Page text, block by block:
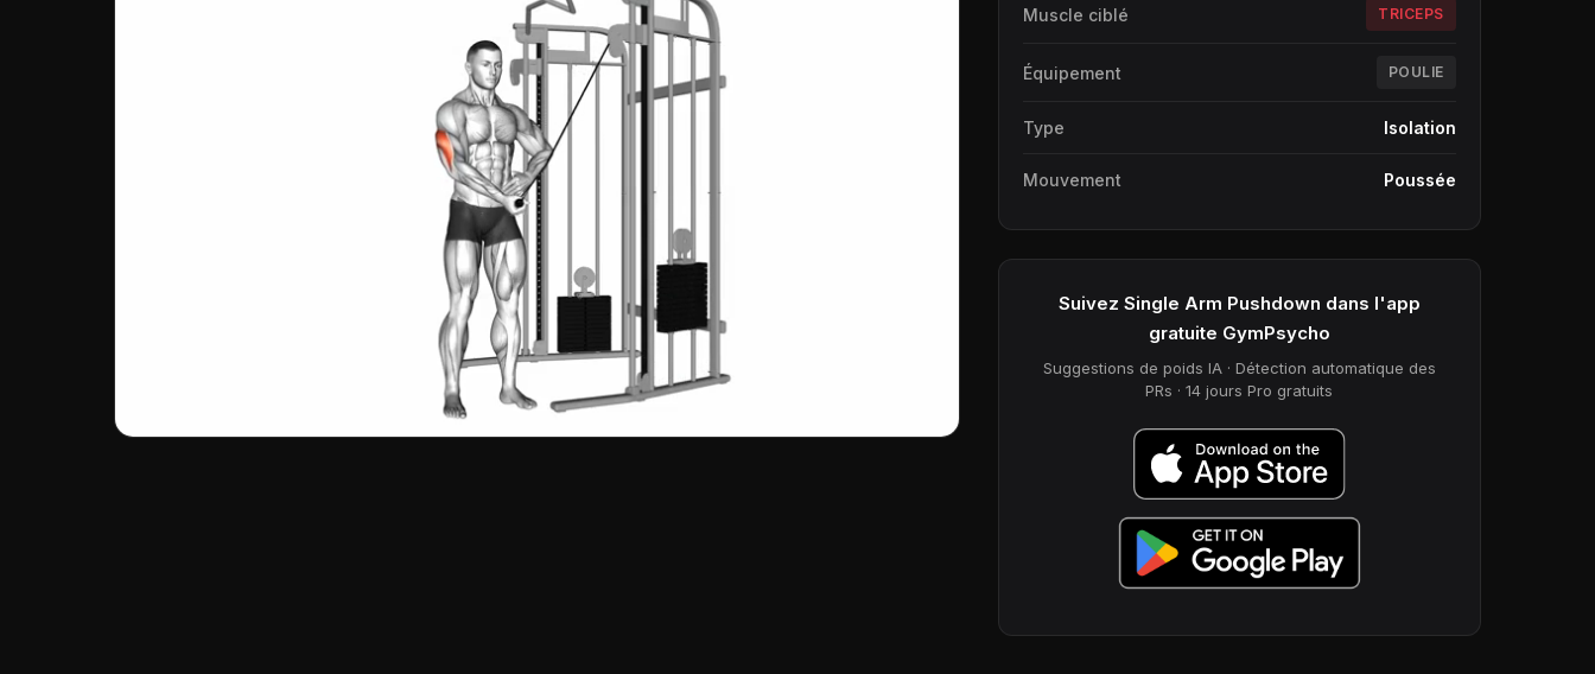
Muscle ciblé TRICEPS
Équipement POULIE
Type Isolation
Mouvement Poussée
Suivez Single Arm Pushdown dans l'app
gratuite GymPsycho
Suggestions de poids IA · Détection automatique des
PRs · 14 jours Pro gratuits